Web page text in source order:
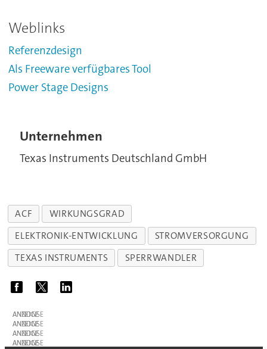
Weblinks
Referenzdesign
Als Freeware verfügbares Tool
Power Stage Designs
Unternehmen
Texas Instruments Deutschland GmbH
ACF
WIRKUNGSGRAD
ELEKTRONIK-ENTWICKLUNG
STROMVERSORGUNG
TEXAS INSTRUMENTS
SPERRWANDLER
ANZEIGE
ANZEIGE
ANZEIGE
ANZEIGE